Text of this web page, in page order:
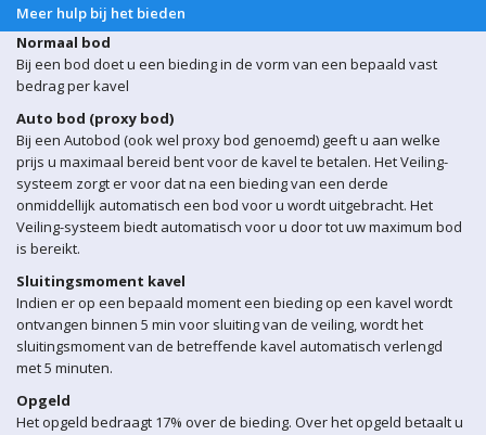
Meer hulp bij het bieden
Normaal bod
Bij een bod doet u een bieding in de vorm van een bepaald vast
bedrag per kavel
Auto bod (proxy bod)
Bij een Autobod (ook wel proxy bod genoemd) geeft u aan welke
prijs u maximaal bereid bent voor de kavel te betalen. Het Veiling-
systeem zorgt er voor dat na een bieding van een derde
onmiddellijk automatisch een bod voor u wordt uitgebracht. Het
Veiling-systeem biedt automatisch voor u door tot uw maximum bod
is bereikt.
Sluitingsmoment kavel
Indien er op een bepaald moment een bieding op een kavel wordt
ontvangen binnen 5 min voor sluiting van de veiling, wordt het
sluitingsmoment van de betreffende kavel automatisch verlengd
met 5 minuten.
Opgeld
Het opgeld bedraagt 17% over de bieding. Over het opgeld betaalt u